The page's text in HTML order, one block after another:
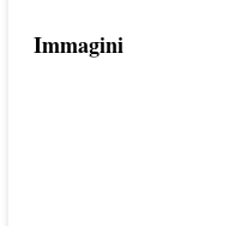
Immagini